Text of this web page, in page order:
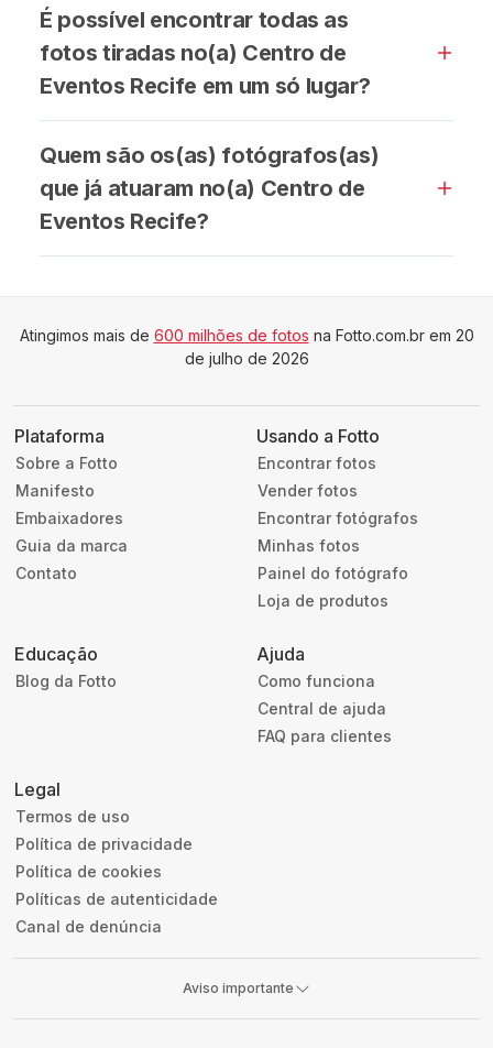
É possível encontrar todas as
fotos tiradas no(a) Centro de
Eventos Recife em um só lugar?
Quem são os(as) fotógrafos(as)
que já atuaram no(a) Centro de
Eventos Recife?
Atingimos mais de 600 milhões de fotos na Fotto.com.br em 20
de julho de 2026
Plataforma
Sobre a Fotto
Manifesto
Embaixadores
Guia da marca
Contato
Usando a Fotto
Encontrar fotos
Vender fotos
Encontrar fotógrafos
Minhas fotos
Painel do fotógrafo
Loja de produtos
Educação
Blog da Fotto
Ajuda
Como funciona
Central de ajuda
FAQ para clientes
Legal
Termos de uso
Política de privacidade
Política de cookies
Políticas de autenticidade
Canal de denúncia
Aviso importante